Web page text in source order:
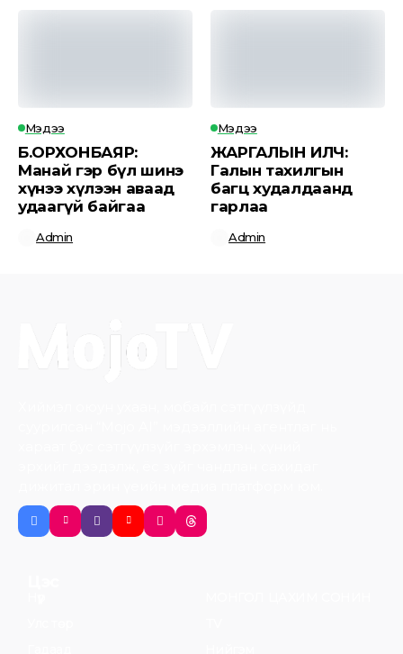
Мэдээ
Б.ОРХОНБАЯР:
Манай гэр бүл шинэ
хүнээ хүлээн аваад
удаагүй байгаа
Admin
Мэдээ
ЖАРГАЛЫН ИЛЧ:
Галын тахилгын
багц худалдаанд
гарлаа
Admin